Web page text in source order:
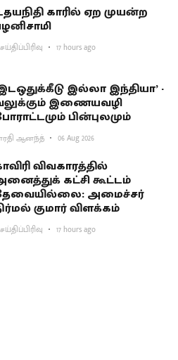
காரில் ஏற முயன்ற
17 hours ago
இல்லா இந்தியா’ -
இணையவழி
பின்புலமும்
ஆனந்த் 06 Aug 2026
விவகாரத்தில்
கட்சி கூட்டம்
அமைச்சர்
குமார் விளக்கம்
17 hours ago